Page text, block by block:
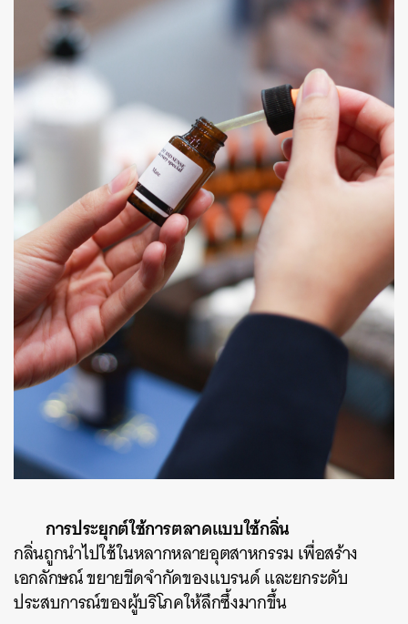
การประยุกต์ใช้การตลาดแบบใช้กลิ่น
กลิ่นถูกนำไปใช้ในหลากหลายอุตสาหกรรม เพื่อสร้าง
เอกลักษณ์ ขยายขีดจำกัดของแบรนด์ และยกระดับ
ประสบการณ์ของผู้บริโภคให้ลึกซึ้งมากขึ้น